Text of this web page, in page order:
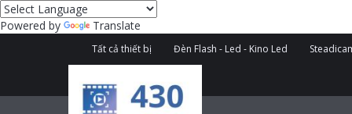
Powered by Translate
Tất cả thiết bị Đèn Flash - Led - Kino Led